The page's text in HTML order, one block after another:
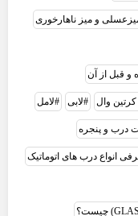
و میز ناهارخوری
قبل از آن
وال لابی لامل
انواع درب های اتوماتیک